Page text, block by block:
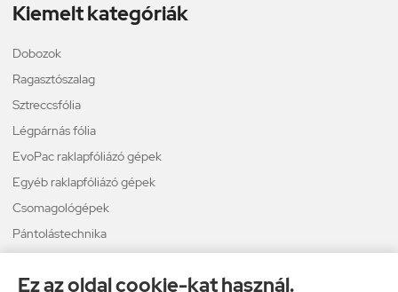
Ez az oldal cookie-kat használ.
Kiemelt kategóriák
Dobozok
Ragasztószalag
Sztreccsfólia
Légpárnás fólia
EvoPac raklapfóliázó gépek
Egyéb raklapfóliázó gépek
Csomagológépek
Pántolástechnika
Légpárnás borítékok